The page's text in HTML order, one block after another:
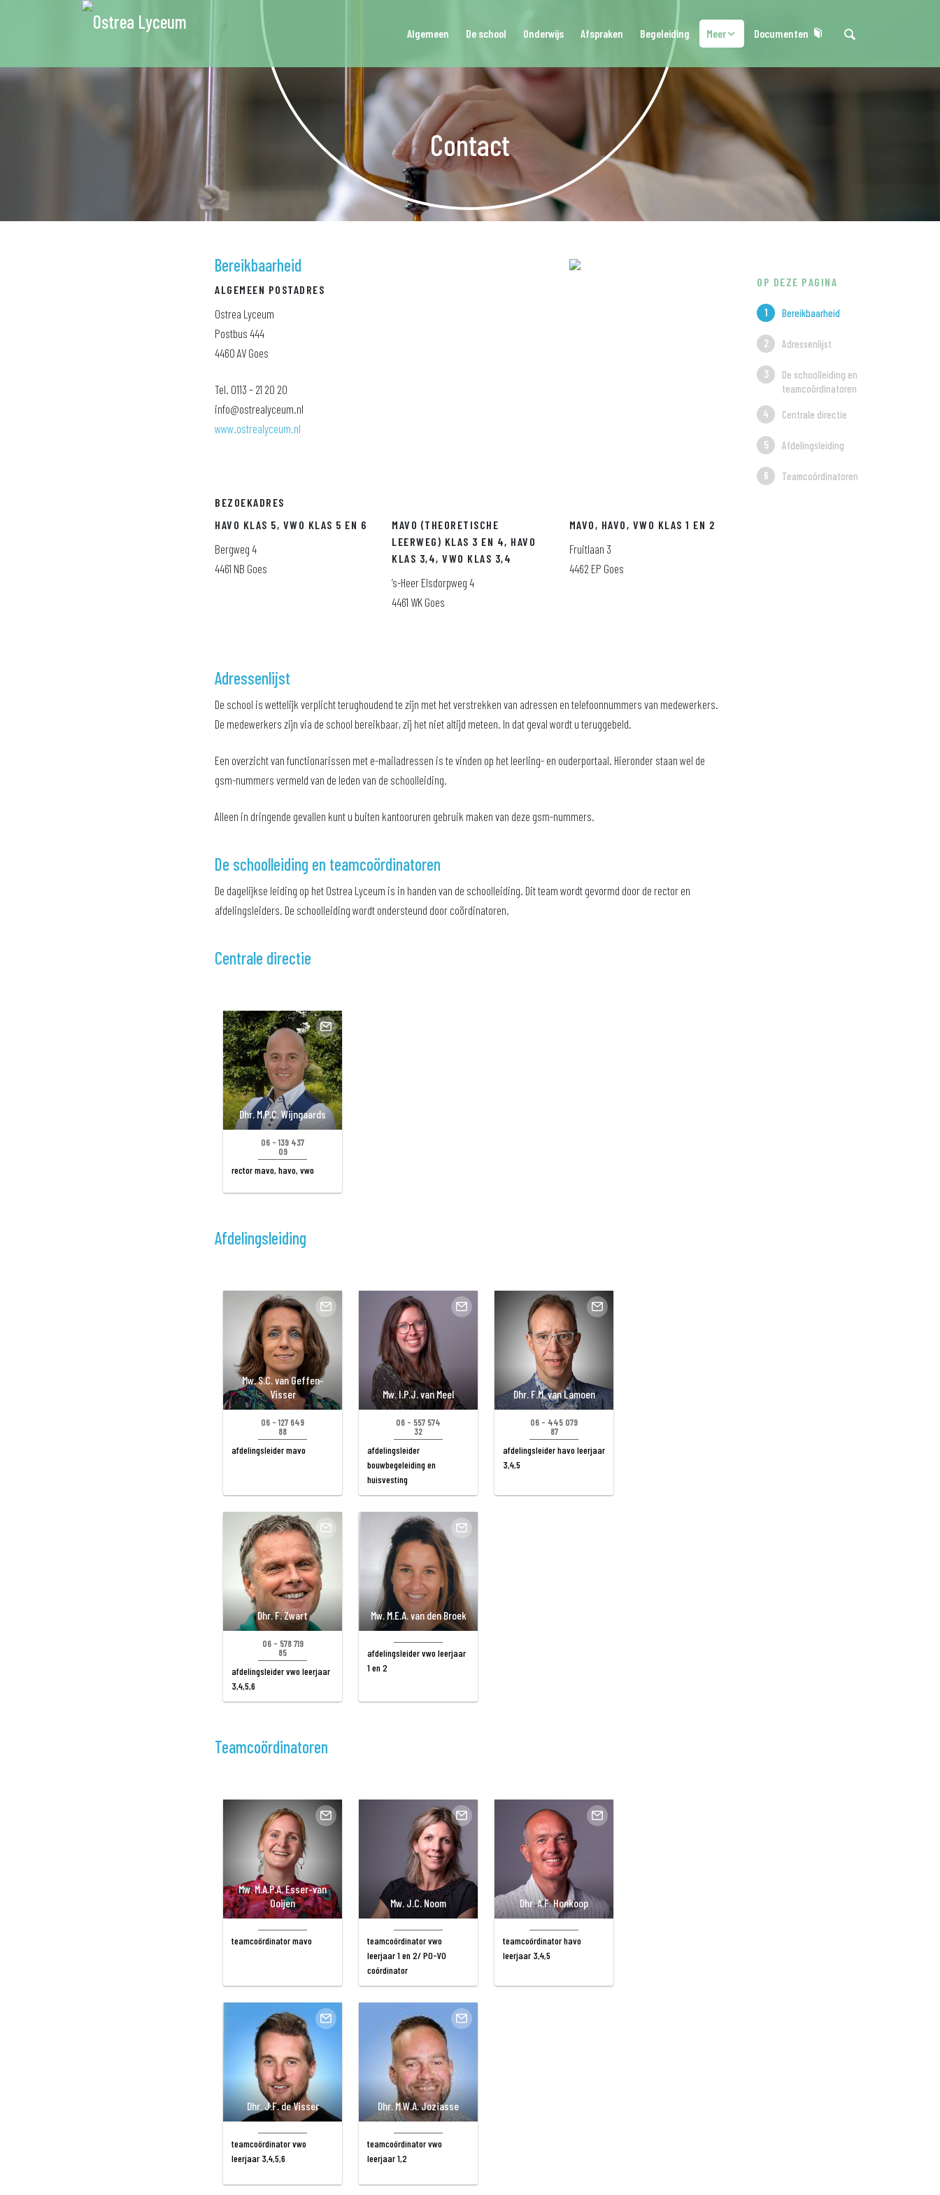
Algemeen De school Onderwijs Afspraken Begeleiding Meer Documenten
Contact
Bereikbaarheid
ALGEMEEN POSTADRES
Ostrea Lyceum
Postbus 444
4460 AV Goes
Tel. 0113 – 21 20 20
info@ostrealyceum.nl
www.ostrealyceum.nl
BEZOEKADRES
HAVO KLAS 5, VWO KLAS 5 EN 6
Bergweg 4
4461 NB Goes
MAVO (THEORETISCHE
LEERWEG) KLAS 3 EN 4, HAVO
KLAS 3,4, VWO KLAS 3,4
’s-Heer Elsdorpweg 4
4461 WK Goes
MAVO, HAVO, VWO KLAS 1 EN 2
Fruitlaan 3
4462 EP Goes
Adressenlijst
De school is wettelijk verplicht terughoudend te zijn met het verstrekken van adressen en telefoonnummers van medewerkers.
De medewerkers zijn via de school bereikbaar, zij het niet altijd meteen. In dat geval wordt u teruggebeld.
Een overzicht van functionarissen met e-mailadressen is te vinden op het leerling- en ouderportaal. Hieronder staan wel de
gsm-nummers vermeld van de leden van de schoolleiding.
Alleen in dringende gevallen kunt u buiten kantooruren gebruik maken van deze gsm-nummers.
De schoolleiding en teamcoördinatoren
De dagelijkse leiding op het Ostrea Lyceum is in handen van de schoolleiding. Dit team wordt gevormd door de rector en
afdelingsleiders. De schoolleiding wordt ondersteund door coördinatoren.
Centrale directie
Dhr. M.P.C. Wijngaards
06 - 139 437
09
rector mavo, havo, vwo
Afdelingsleiding
Mw. S.C. van Geffen-
Visser
06 - 127 649
88
afdelingsleider mavo
Mw. I.P.J. van Meel
06 - 557 574
32
afdelingsleider
bouwbegeleiding en
huisvesting
Dhr. F.M. van Lamoen
06 - 445 079
87
afdelingsleider havo leerjaar
3,4,5
Dhr. F. Zwart
06 - 578 719
85
afdelingsleider vwo leerjaar
3,4,5,6
Mw. M.E.A. van den Broek
afdelingsleider vwo leerjaar
1 en 2
Teamcoördinatoren
Mw. M.A.P.A. Esser-van
Ooijen
teamcoördinator mavo
Mw. J.C. Noom
teamcoördinator vwo
leerjaar 1 en 2/ PO-VO
coördinator
Dhr. A.F. Honkoop
teamcoördinator havo
leerjaar 3,4,5
Dhr. J.F. de Visser
teamcoördinator vwo
leerjaar 3,4,5,6
Dhr. M.W.A. Joziasse
teamcoördinator vwo
leerjaar 1,2
OP DEZE PAGINA
Bereikbaarheid
Adressenlijst
De schoolleiding en
teamcoördinatoren
Centrale directie
Afdelingsleiding
Teamcoördinatoren